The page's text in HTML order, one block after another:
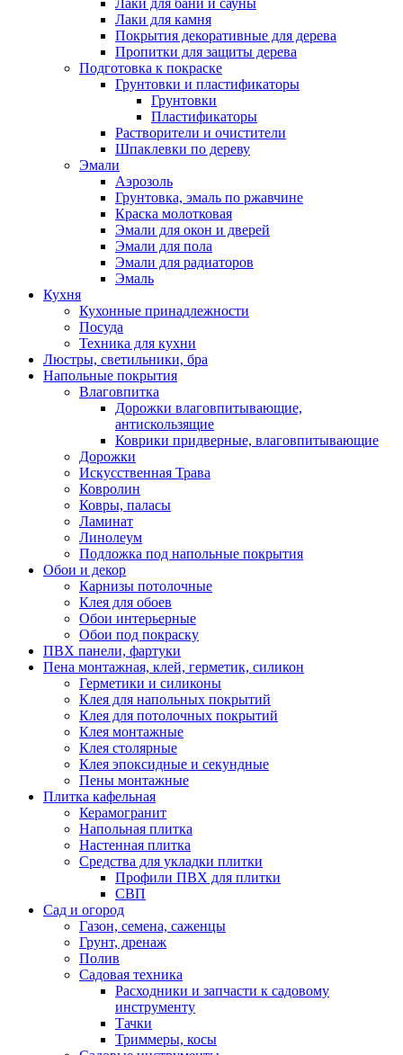
Лаки для бани и сауны
Лаки для камня
Покрытия декоративные для дерева
Пропитки для защиты дерева
Подготовка к покраске
Грунтовки и пластификаторы
Грунтовки
Пластификаторы
Растворители и очистители
Шпаклевки по дереву
Эмали
Аэрозоль
Грунтовка, эмаль по ржавчине
Краска молотковая
Эмали для окон и дверей
Эмали для пола
Эмали для радиаторов
Эмаль
Кухня
Кухонные принадлежности
Посуда
Техника для кухни
Люстры, светильники, бра
Напольные покрытия
Влаговпитка
Дорожки влаговпитывающие,
антискользящие
Коврики придверные, влаговпитывающие
Дорожки
Искусственная Трава
Ковролин
Ковры, паласы
Ламинат
Линолеум
Подложка под напольные покрытия
Обои и декор
Карнизы потолочные
Клея для обоев
Обои интерьерные
Обои под покраску
ПВХ панели, фартуки
Пена монтажная, клей, герметик, силикон
Герметики и силиконы
Клея для напольных покрытий
Клея для потолочных покрытий
Клея монтажные
Клея столярные
Клея эпоксидные и секундные
Пены монтажные
Плитка кафельная
Керамогранит
Напольная плитка
Настенная плитка
Средства для укладки плитки
Профили ПВХ для плитки
СВП
Сад и огород
Газон, семена, саженцы
Грунт, дренаж
Полив
Садовая техника
Расходники и запчасти к садовому
инструменту
Тачки
Триммеры, косы